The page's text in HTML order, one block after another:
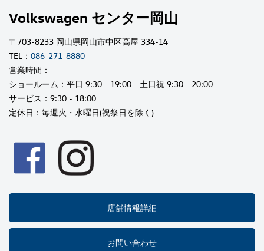
Volkswagen センター岡山
〒703-8233 岡山県岡山市中区高屋 334-14
TEL： 086-271-8880
営業時間：
ショールーム：平日 9:30 - 19:00 土日祝 9:30 - 20:00
サービス：9:30 - 18:00
定休日：毎週火・水曜日(祝祭日を除く)
店舗情報詳細
お問い合わせ